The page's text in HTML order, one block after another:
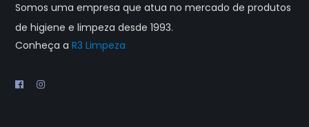
Somos uma empresa que atua no mercado de produtos
de higiene e limpeza desde 1993.
Conheça aR3 Limpeza